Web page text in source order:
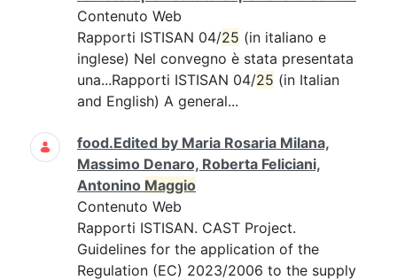
Contenuto Web
Rapporti ISTISAN 04/25 (in italiano e
inglese) Nel convegno è stata presentata
una...Rapporti ISTISAN 04/25 (in Italian
and English) A general...
food.Edited by Maria Rosaria Milana,
Massimo Denaro, Roberta Feliciani,
Antonino Maggio
Contenuto Web
Rapporti ISTISAN. CAST Project.
Guidelines for the application of the
Regulation (EC) 2023/2006 to the supply